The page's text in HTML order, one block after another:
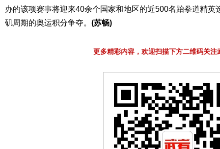
办的该项赛事将迎来40余个国家和地区的近500名跆拳道精英
矶周期的奥运积分争夺。 (苏畅)
更多精彩内容，欢迎扫描下方二维码关注